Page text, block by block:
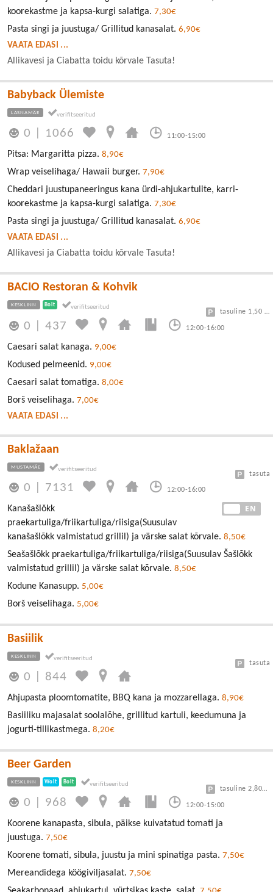
koorekastme ja kapsa-kurgi salatiga. 7,30€
Pasta singi ja juustuga/ Grillitud kanasalat. 6,90€
VAATA EDASI ...
Allikavesi ja Ciabatta toidu kõrvale Tasuta!
Babyback Ülemiste
LASNAMÄE
0 1066 11:00-15:00
Pitsa: Margaritta pizza. 8,90€
Wrap veiselihaga/ Hawaii burger. 7,90€
Cheddari juustupaneeringus kana ürdi-ahjukartulite, karri-
koorekastme ja kapsa-kurgi salatiga. 7,30€
Pasta singi ja juustuga/ Grillitud kanasalat. 6,90€
VAATA EDASI ...
Allikavesi ja Ciabatta toidu kõrvale Tasuta!
BACIO Restoran & Kohvik
KESKLINN Bolt
0 |437 12:00-16:00
tasuline 1,50 eur/h
Caesari salat kanaga. 9,00€
Kodused pelmeenid. 9,00€
Caesari salat tomatiga. 8,00€
Borš veiselihaga. 7,00€
VAATA EDASI ...
Baklažaan
MUSTAMÄE
0 7131 12:00-16:00
tasuta
EN
Kanašašlǒkk
praekartuliga/friikartuliga/riisiga(Suusulav
kanašašlõkk valmistatud grillil) ja värske salat kõrvale. 8,50€
Seašašlõkk praekartuliga/friikartuliga/riisiga(Suusulav Šašlõkk
valmistatud grillil) ja värske salat kõrvale. 8,50€
Kodune Kanasupp. 5,00€
Borš veiselihaga. 5,00€
Basiilik
KESKLINN
0 844
tasuta
Ahjupasta ploomtomatite, BBQ kana ja mozzarellaga. 8,90€
Basiiliku majasalat soolalõhe, grillitud kartuli, keedumuna ja
jogurti-tillikastmega. 8,20€
Beer Garden
KESKLINN Wolt Bolt
0 968 12:00-15:00
tasuline 2,80/30min
Koorene kanapasta, sibula, päikse kuivatatud tomati ja
juustuga. 7,50€
Koorene tomati, sibula, juustu ja mini spinatiga pasta. 7,50€
Mereandidega köögiviljasalat. 7,50€